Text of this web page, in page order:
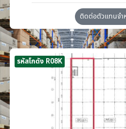
ติดต่อตัวแทนจำ
รหัสโกดัง R08K